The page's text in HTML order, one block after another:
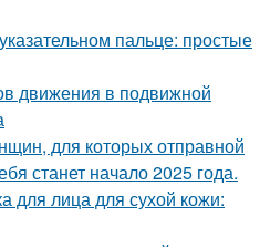
пальце: простые
движения в подвижной
для которых отправной
станет начало 2025 года.
лица для сухой кожи: